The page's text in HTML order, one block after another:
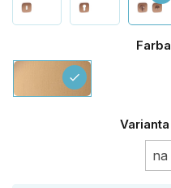
medená
check